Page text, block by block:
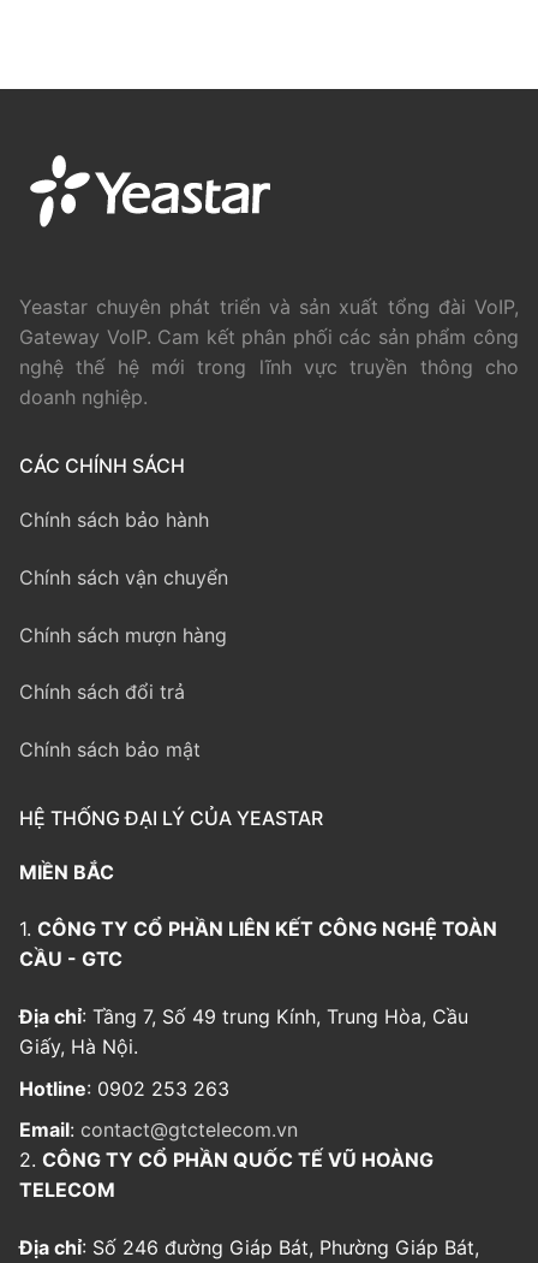
Yeastar chuyên phát triển và sản xuất tổng đài VoIP,
Gateway VoIP. Cam kết phân phối các sản phẩm công
nghệ thế hệ mới trong lĩnh vực truyền thông cho
doanh nghiệp.
CÁC CHÍNH SÁCH
Chính sách bảo hành
Chính sách vận chuyển
Chính sách mượn hàng
Chính sách đổi trả
Chính sách bảo mật
HỆ THỐNG ĐẠI LÝ CỦA YEASTAR
MIỀN BẮC
1. CÔNG TY CỔ PHẦN LIÊN KẾT CÔNG NGHỆ TOÀN
CẦU - GTC
Địa chỉ: Tầng 7, Số 49 trung Kính, Trung Hòa, Cầu
Giấy, Hà Nội.
Hotline: 0902 253 263
Email: contact@gtctelecom.vn
2. CÔNG TY CỔ PHẦN QUỐC TẾ VŨ HOÀNG
TELECOM
Địa chỉ: Số 246 đường Giáp Bát, Phường Giáp Bát,